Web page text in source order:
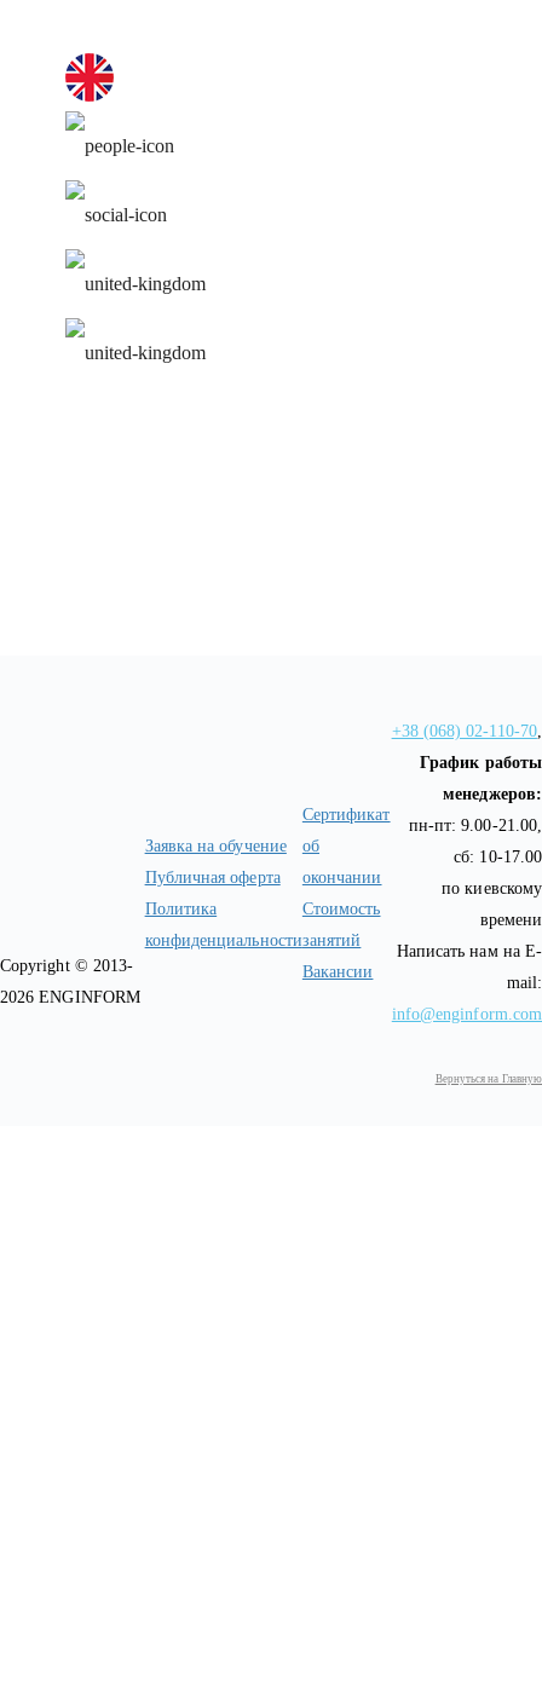
Copyright © 2013-
2026 ENGINFORM
Заявка на обучение
Публичная оферта
Политика
конфиденциальности
Сертификат
об
окончании
Стоимость
занятий
Вакансии
+38 (068) 02-110-70,
График работы
менеджеров:
пн-пт: 9.00-21.00,
сб: 10-17.00
по киевскому
времени
Написать нам на E-
mail:
info@enginform.com
Вернуться на Главную